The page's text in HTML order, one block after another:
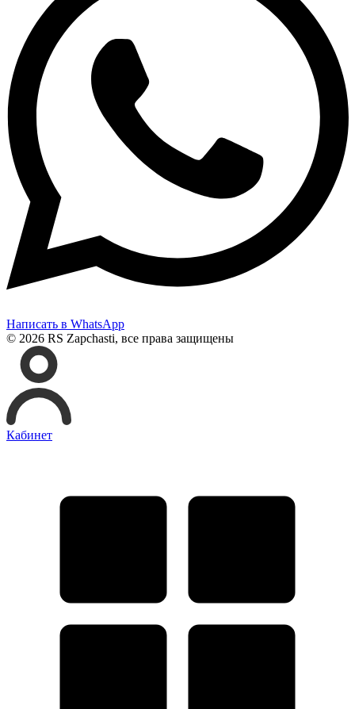
Написать в WhatsApp
© 2026 RS Zapchasti, все права защищены
Кабинет